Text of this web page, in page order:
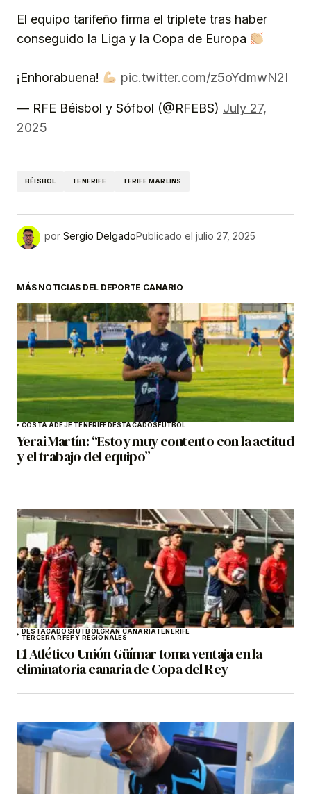
El equipo tarifeño firma el triplete tras haber
conseguido la Liga y la Copa de Europa
¡Enhorabuena! pic.twitter.com/z5oYdmwN2I
— RFE Béisbol y Sófbol (@RFEBS) July 27,
2025
BÉISBOL TENERIFE TERIFE MARLINS
por Sergio DelgadoPublicado el julio 27, 2025
MÁS NOTICIAS DEL DEPORTE CANARIO
COSTA ADEJE TENERIFEDESTACADOSFÚTBOL
Yerai Martín: “Estoy muy contento con la actitud
y el trabajo del equipo”
DESTACADOSFÚTBOLGRAN CANARIATENERIFE
TERCERA RFEF Y REGIONALES
El Atlético Unión Güímar toma ventaja en la
eliminatoria canaria de Copa del Rey